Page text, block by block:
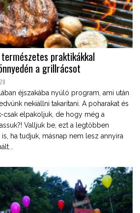
praktikákkal
a grillrácsot
éjszakába nyúló program, ami után
nekiállni takarítani. A poharakat és
csak elpakoljuk, de hogy még a
Valljuk be, ezt a legtöbben
ha tudjuk, másnap nem lesz annyira